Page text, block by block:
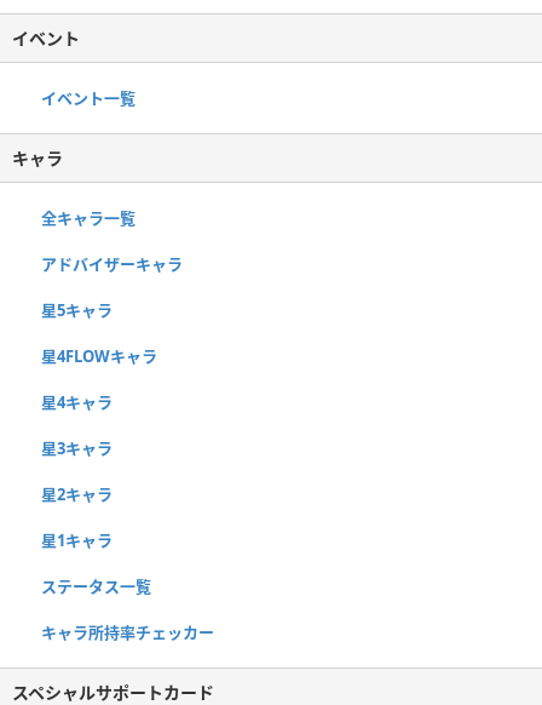
イベント
イベント一覧
キャラ
全キャラ一覧
アドバイザーキャラ
星5キャラ
星4FLOWキャラ
星4キャラ
星3キャラ
星2キャラ
星1キャラ
ステータス一覧
キャラ所持率チェッカー
スペシャルサポートカード